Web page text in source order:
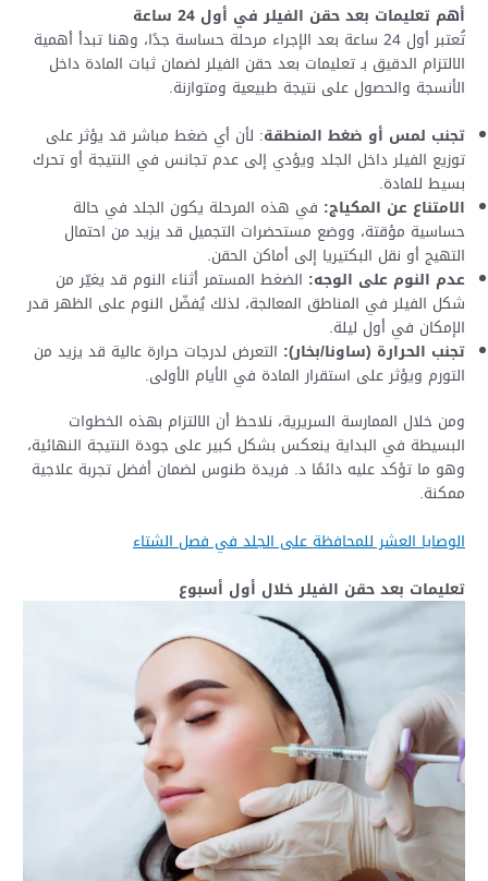
أهم تعليمات بعد حقن الفيلر في أول 24 ساعة
تُعتبر أول 24 ساعة بعد الإجراء مرحلة حساسة جدًا، وهنا تبدأ أهمية
الالتزام الدقيق بـ تعليمات بعد حقن الفيلر لضمان ثبات المادة داخل
الأنسجة والحصول على نتيجة طبيعية ومتوازنة.
تجنب لمس أو ضغط المنطقة: لأن أي ضغط مباشر قد يؤثر على
توزيع الفيلر داخل الجلد ويؤدي إلى عدم تجانس في النتيجة أو تحرك
بسيط للمادة.
الامتناع عن المكياج: في هذه المرحلة يكون الجلد في حالة
حساسية مؤقتة، ووضع مستحضرات التجميل قد يزيد من احتمال
التهيج أو نقل البكتيريا إلى أماكن الحقن.
عدم النوم على الوجه: الضغط المستمر أثناء النوم قد يغيّر من
شكل الفيلر في المناطق المعالجة، لذلك يُفضّل النوم على الظهر قدر
الإمكان في أول ليلة.
تجنب الحرارة (ساونا/بخار): التعرض لدرجات حرارة عالية قد يزيد من
التورم ويؤثر على استقرار المادة في الأيام الأولى.
ومن خلال الممارسة السريرية، نلاحظ أن الالتزام بهذه الخطوات
البسيطة في البداية ينعكس بشكل كبير على جودة النتيجة النهائية،
وهو ما تؤكد عليه دائمًا د. فريدة طنوس لضمان أفضل تجربة علاجية
ممكنة.
الوصايا العشر للمحافظة على الجلد في فصل الشتاء
تعليمات بعد حقن الفيلر خلال أول أسبوع